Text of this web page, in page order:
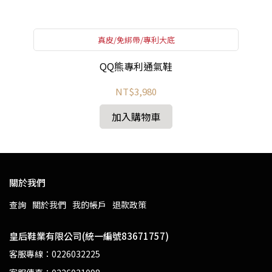
真皮/免綁帶/專利大底
QQ熊專利通氣鞋
NT$3,980
加入購物車
關於我們
查詢 關於我們 我的帳戶 退款政策
皇后鞋業有限公司(統一編號83671757)
客服專線：0226032225